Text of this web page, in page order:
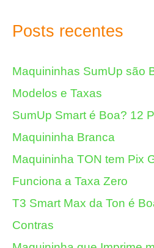
Posts recentes
Maquininhas SumUp são
Modelos e Taxas
SumUp Smart é Boa? 12
Maquininha Branca
Maquininha TON tem Pix
Funciona a Taxa Zero
T3 Smart Max da Ton é
Contras